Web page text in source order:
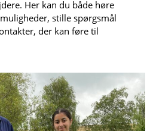
Her kan du både høre
stille spørgsmål
der kan føre til